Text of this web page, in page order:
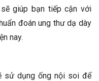
giúp bạn tiếp cận với
đoán ung thư dạ dày
nay.
sử dụng ống nội soi để